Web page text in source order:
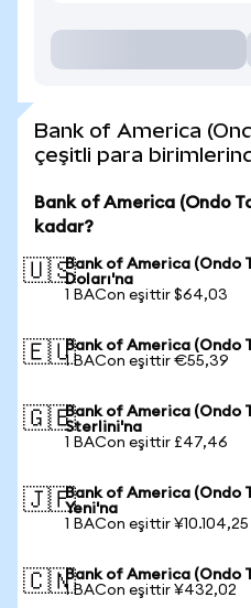
Bank of America
çeşitli para
Bank of America (Ondo
kadar?
🇺🇸Bank of America (Ondo
Doları'na
1 BACon eşittir $64,03
🇪🇺Bank of America (Ondo
1 BACon eşittir €55,39
🇬🇧Bank of America (Ondo
Sterlini'na
1 BACon eşittir £47,46
🇯🇵Bank of America (Ondo
Yeni'na
1 BACon eşittir ¥10.104,25
🇨🇳Bank of America (Ondo
1 BACon eşittir ¥432,02